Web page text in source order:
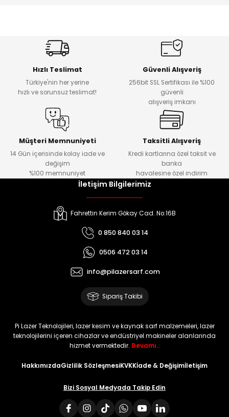
Hızlı Teslimat
Türkiye'nin her yerine
hızlı ve sorunsuz teslimat!
Güvenli Alışveriş
256bit SSL Sertifikası ile %100
güvenli
alışveriş imkanı
Müşteri Memnuniyeti
14 Gün içerisinde kolay iade ve
değişim
%100 memnuniyet
Taksitli Alışveriş
Kredi kartlarına özel taksit ve
banka
havalesine özel indirim
İletişim Bilgilerimiz
Fahrettin Kerim Gökay Cad. No:16B
0 850 840 03 14
0506 472 03 14
info@pilazersarf.com
Sipariş Takibi
Pi Lazer Teknolojileri, lazer kesim ve kaynak sarf malzemeleri, lazer
teknolojilerini içeren cihazlar ve endüstriyel makineler alanlarında
hizmet vermektedir. Devamı..
HakkımızdaGizlilik SözleşmesiKVKKİade & Değişimİletişim
Bizi Sosyal Medyada Takip Edin